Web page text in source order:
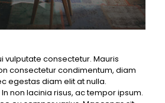
vulputate consectetur. Mauris
consectetur condimentum, diam
egestas diam elit at nulla.
non lacinia risus, ac tempor ipsum.